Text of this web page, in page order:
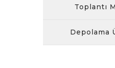
Toplantı
Depolama